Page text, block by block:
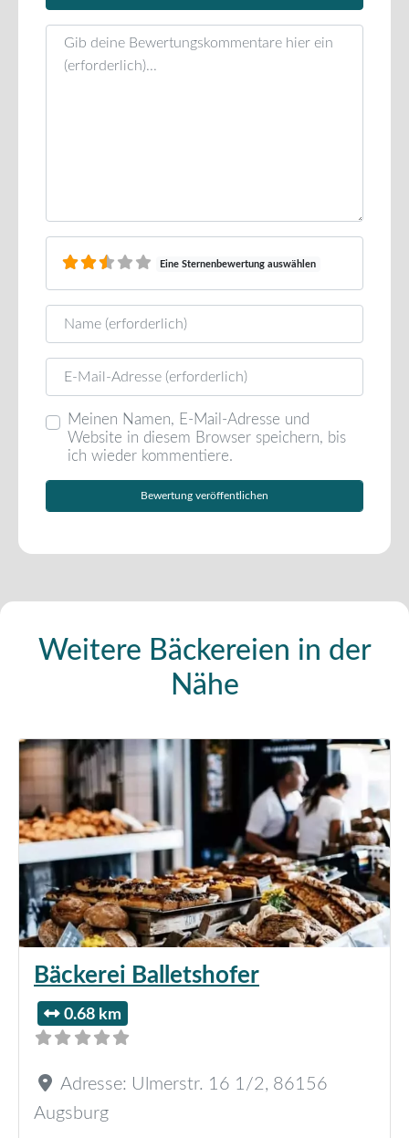
Rezensionstext
Eine Sternenbewertung auswählen
Name
E-Mail
Meinen Namen, E-Mail-Adresse und
Website in diesem Browser speichern, bis
ich wieder kommentiere.
Weitere Bäckereien in der
Nähe
Bäckerei Balletshofer
0.68 km
Adresse: Ulmerstr. 16 1/2, 86156
Augsburg